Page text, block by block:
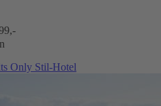
Only Stil-Hotel